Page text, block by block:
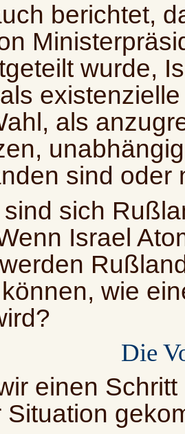
berichtet,
wurde,
als
sind oder
sich
Israel
wie
Die
einen
Situation